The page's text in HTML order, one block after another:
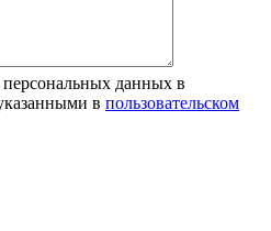
персональных данных в
в пользовательском